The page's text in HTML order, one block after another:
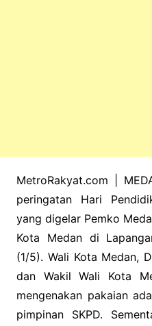
MetroRakyat.com |
peringatan Hari
yang digelar Pemko
Kota Medan di
(1/5). Wali Kota Medan,
dan Wakil Wali Kota
mengenakan pakaian
pimpinan SKPD.